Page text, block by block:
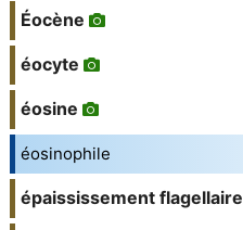
Éocène
éocyte
éosine
éosinophile
épaississement flagellaire